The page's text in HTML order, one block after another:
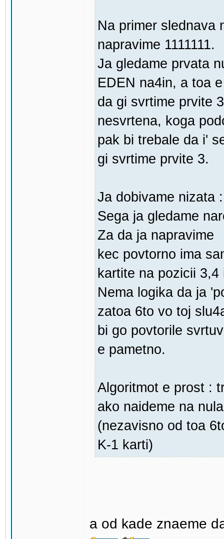
Na primer slednava
napravime 1111111.
Ja gledame prvata
EDEN na4in, a toa e
da gi svrtime prvite
nesvrtena, koga
pak bi trebale da i'
gi svrtime prvite 3.
Ja dobivame nizata
Sega ja gledame
Za da ja napravime
kec povtorno ima
kartite na pozicii 3,4
Nema logika da ja
zatoa 6to vo toj
bi go povtorile
e pametno.
Algoritmot e prost :
ako naideme na
(nezavisno od toa
K-1 karti)
a od kade znaeme